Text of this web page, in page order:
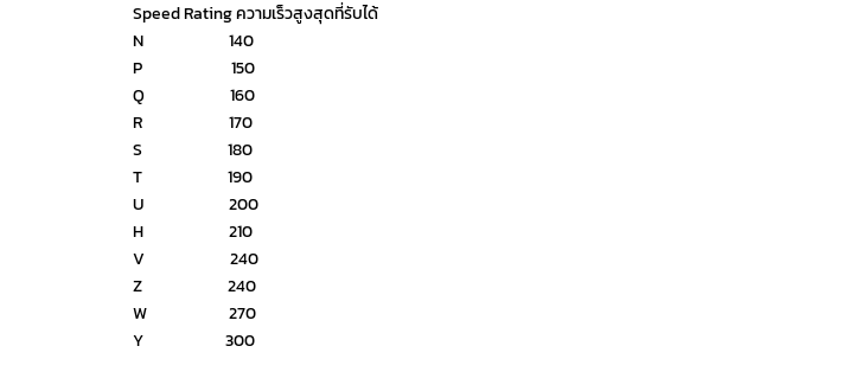
Speed Rating ความเร็วสูงสุดที่รับได้
N 140
P 150
Q 160
R 170
S 180
T 190
U 200
H 210
V 240
Z 240
W 270
Y 300